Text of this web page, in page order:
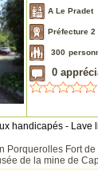
A Le Pradet
Préfecture 2
300
0
handicapés - Lave
Porquerolles Fort
de la mine de